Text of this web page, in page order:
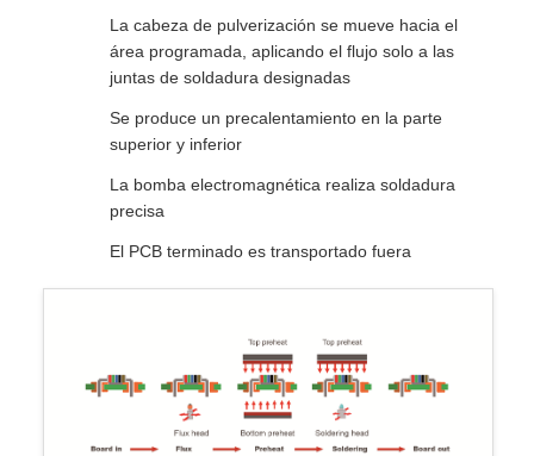
La cabeza de pulverización se mueve hacia el
área programada, aplicando el flujo solo a las
juntas de soldadura designadas
Se produce un precalentamiento en la parte
superior y inferior
La bomba electromagnética realiza soldadura
precisa
El PCB terminado es transportado fuera